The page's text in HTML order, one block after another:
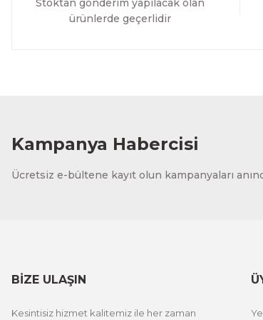
Stoktan gönderim yapılacak olan
ürünlerde geçerlidir
Kampanya Habercisi
Ücretsiz e-bültene kayıt olun kampanyaları
BİZE ULAŞIN
Kesintisiz hizmet kalitemiz ile her zaman